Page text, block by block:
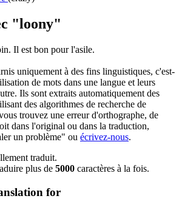
"loony"
Il est bon pour l'asile.
uniquement à des fins linguistiques, c'est-
de mots dans une langue et leurs
Ils sont extraits automatiquement des
des algorithmes de recherche de
trouvez une erreur d'orthographe, de
dans l'original ou dans la traduction,
un problème" ou écrivez-nous.
traduit.
plus de 5000 caractères à la fois.
for